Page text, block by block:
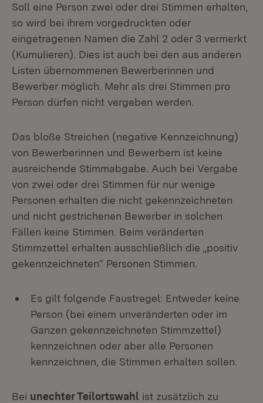
Soll eine Person zwei oder drei Stimmen erhalten,
so wird bei ihrem vorgedruckten oder
eingetragenen Namen die Zahl 2 oder 3 vermerkt
(Kumulieren). Dies ist auch bei den aus anderen
Listen übernommenen Bewerberinnen und
Bewerber möglich. Mehr als drei Stimmen pro
Person dürfen nicht vergeben werden.
Das bloße Streichen (negative Kennzeichnung)
von Bewerberinnen und Bewerbern ist keine
ausreichende Stimmabgabe. Auch bei Vergabe
von zwei oder drei Stimmen für nur wenige
Personen erhalten die nicht gekennzeichneten
und nicht gestrichenen Bewerber in solchen
Fällen keine Stimmen. Beim veränderten
Stimmzettel erhalten ausschließlich die „positiv
gekennzeichneten“ Personen Stimmen.
Es gilt folgende Faustregel: Entweder keine
Person (bei einem unveränderten oder im
Ganzen gekennzeichneten Stimmzettel)
kennzeichnen oder aber alle Personen
kennzeichnen, die Stimmen erhalten sollen.
Bei unechter Teilortswahl ist zusätzlich zu